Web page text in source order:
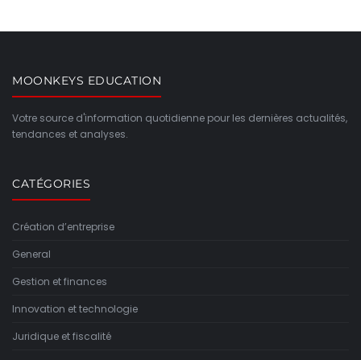
MOONKEYS EDUCATION
Votre source d'information quotidienne pour les dernières actualités,
tendances et analyses.
CATÉGORIES
Création d’entreprise
General
Gestion et finances
Innovation et technologie
Juridique et fiscalité